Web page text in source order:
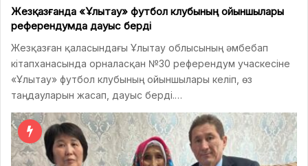
Жезқазғанда «Ұлытау» футбол клубының ойыншылары
референдумда дауыс берді
Жезқазған қаласындағы Ұлытау облысының әмбебап
кітапханасында орналасқан №30 референдум учаскесіне
«Ұлытау» футбол клубының ойыншылары келіп, өз
таңдауларын жасап, дауыс берді.…